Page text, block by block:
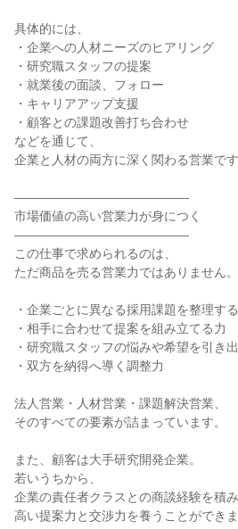
具体的には、
・企業への人材ニーズのヒアリング
・研究職スタッフの提案
・就業後の面談、フォロー
・キャリアアップ支援
・顧客との課題改善打ち合わせ
などを通じて、
企業と人材の両方に深く関わる営業です
――――――――――――――
市場価値の高い営業力が身につく
――――――――――――――
この仕事で求められるのは、
ただ商品を売る営業力ではありません。
・企業ごとに異なる採用課題を整理す
・相手に合わせて提案を組み立てる力
・研究職スタッフの悩みや希望を引き
・双方を納得へ導く調整力
法人営業・人材営業・課題解決営業、
そのすべての要素が詰まっています。
また、顧客は大手研究開発企業。
若いうちから、
企業の責任者クラスとの商談経験を積み
高い提案力と交渉力を養うことができま